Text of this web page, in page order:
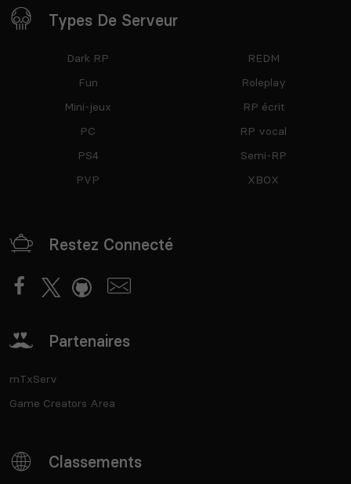
Types De Serveur
Dark RP
Fun
Mini-jeux
PC
PS4
PVP
REDM
Roleplay
RP écrit
RP vocal
Semi-RP
XBOX
Restez Connecté
Partenaires
mTxServ
Game Creators Area
Classements